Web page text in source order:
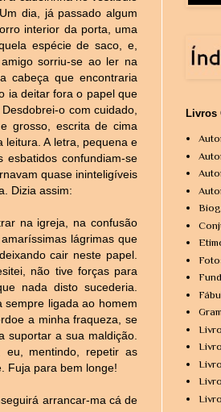
dia, já passado algum
interior da porta, uma
espécie de saco, e,
sorriu-se ao ler na
cabeça que encontraria
ia deitar fora o papel que
o com cuidado,
grosso, escrita de cima
leitura. A letra, pequena e
confundiam-se
quase ininteligíveis
Dizia assim:
na igreja, na confusão
lágrimas que
cair neste papel.
não tive forças para
nada disto sucederia.
sempre ligada ao homem
a minha fraqueza, se
suportar a sua maldição.
eu, mentindo, repetir as
Fuja para bem longe!
arrancar-ma cá de
Livros